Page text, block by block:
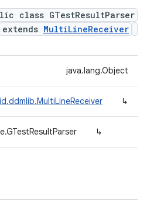
class GTestResultParser
extends MultiLineReceiver
java.lang.Object
↳
↳